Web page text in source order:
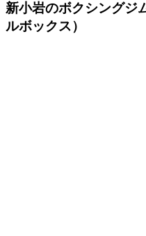
新小岩のボクシング
ルボックス）